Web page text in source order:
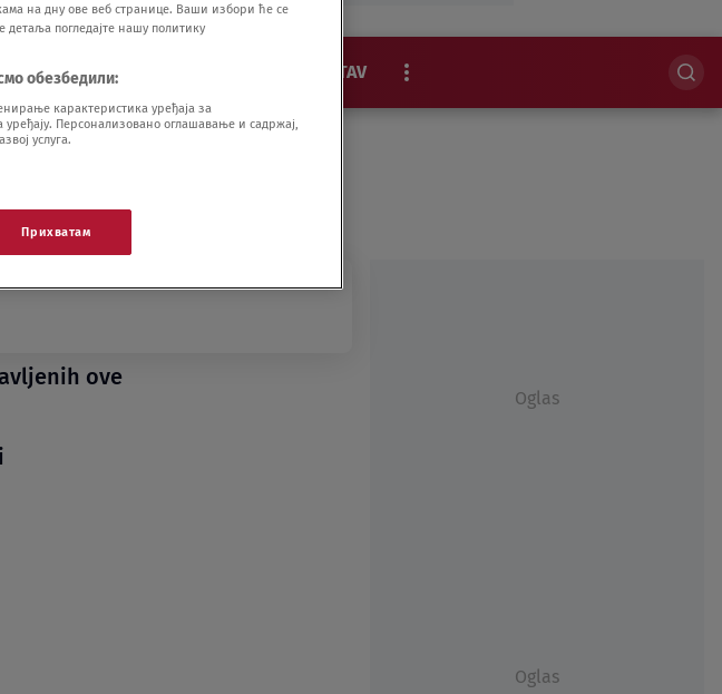
VIDEO NOVA BAZA STAV
EKSKLUZIVNO
ove
Oglas
Oglas
на дну ове веб странице. Ваши избори ће се
детаља погледајте нашу политику
обезбедили:
карактеристика уређаја за
Персонализовано оглашавање и садржај,
услуга.
Прихватам